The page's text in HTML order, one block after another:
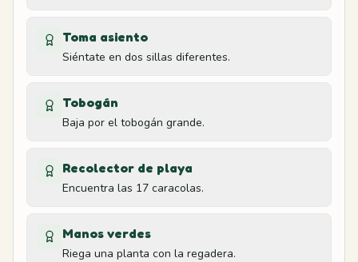
Soccer field
15
16 Entrada de la cueva
Cave
17 Esquina de la tienda
Shop
Toma asiento
Siéntate en dos sillas diferentes.
Tobogán
Baja por el tobogán grande.
Recolector de playa
Encuentra las 17 caracolas.
Manos verdes
Riega una planta con la regadera.